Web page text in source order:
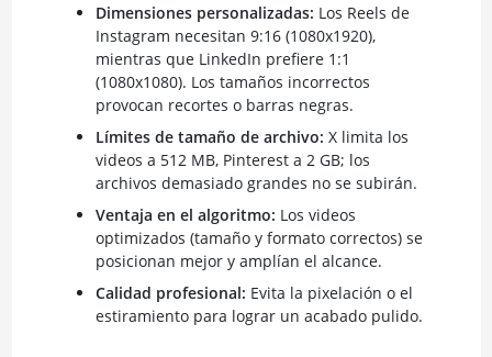
Dimensiones personalizadas: Los Reels de
Instagram necesitan 9:16 (1080x1920),
mientras que LinkedIn prefiere 1:1
(1080x1080). Los tamaños incorrectos
provocan recortes o barras negras.
Límites de tamaño de archivo: X limita los
videos a 512 MB, Pinterest a 2 GB; los
archivos demasiado grandes no se subirán.
Ventaja en el algoritmo: Los videos
optimizados (tamaño y formato correctos) se
posicionan mejor y amplían el alcance.
Calidad profesional: Evita la pixelación o el
estiramiento para lograr un acabado pulido.